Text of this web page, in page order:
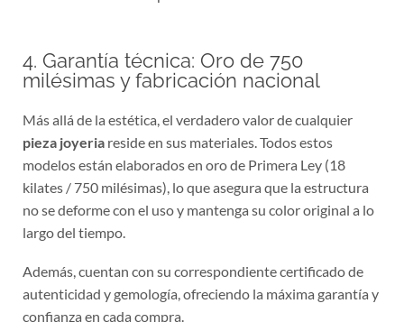
4. Garantía técnica: Oro de 750
milésimas y fabricación nacional
Más allá de la estética, el verdadero valor de cualquier
pieza joyeriareside en sus materiales. Todos estos
modelos están elaborados en oro de Primera Ley (18
kilates / 750 milésimas), lo que asegura que la estructura
no se deforme con el uso y mantenga su color original a lo
largo del tiempo.
Además, cuentan con su correspondiente certificado de
autenticidad y gemología, ofreciendo la máxima garantía y
confianza en cada compra.